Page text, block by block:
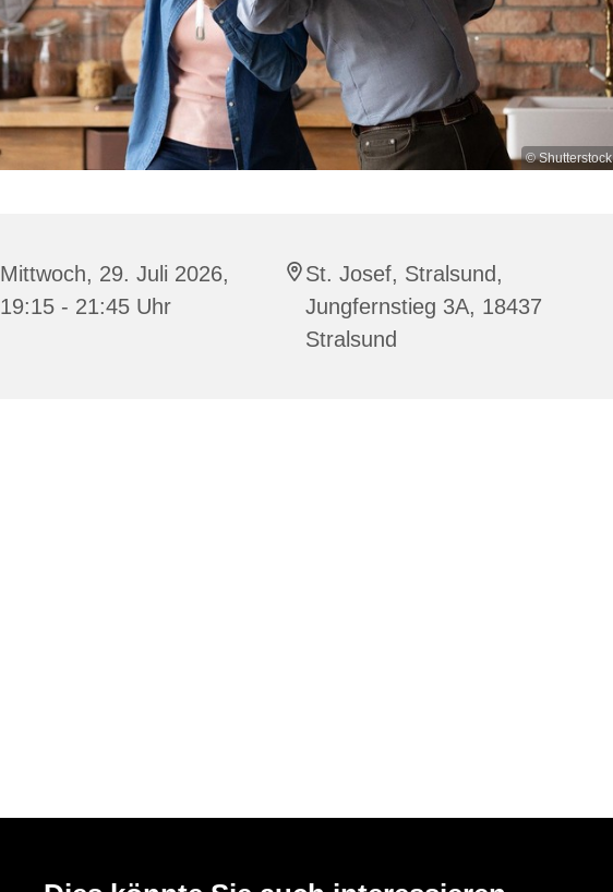
© Shutterstock
Mittwoch, 29. Juli 2026,
19:15 - 21:45 Uhr
St. Josef, Stralsund,
Jungfernstieg 3A, 18437
Stralsund